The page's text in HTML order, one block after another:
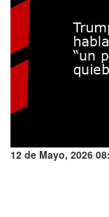
12 de Mayo, 2026